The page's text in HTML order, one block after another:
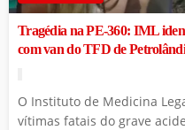
Tragédia na PE-360: IML
com van do TFD de
O Instituto de Medicina
vítimas fatais do grave